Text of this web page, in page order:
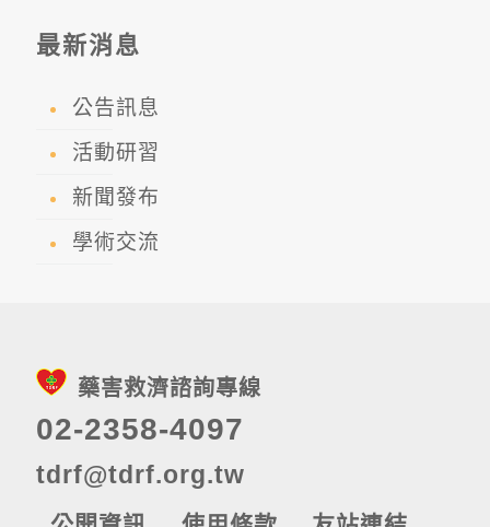
最新消息
公告訊息
活動研習
新聞發布
學術交流
藥害救濟諮詢專線
02-2358-4097
tdrf@tdrf.org.tw